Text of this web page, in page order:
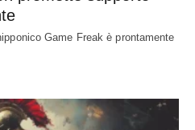
Game Freak è prontamente